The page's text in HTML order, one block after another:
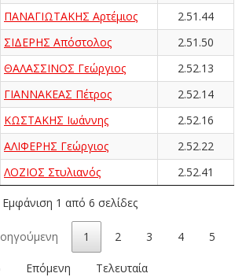
ΠΑΝΑΓΙΩΤΑΚΗΣ Αρτέμιος
2.51.44
ΣΙΔΕΡΗΣ Απόστολος
2.51.50
ΘΑΛΑΣΣΙΝΟΣ Γεώργιος
2.52.13
ΓΙΑΝΝΑΚΕΑΣ Πέτρος
2.52.14
ΚΩΣΤΑΚΗΣ Ιωάννης
2.52.16
ΑΛΙΦΕΡΗΣ Γεώργιος
2.52.22
ΛΟΖΙΟΣ Στυλιανός 2.52.41
Εμφάνιση 1 από 6 σελίδες
1 2 3 4 5
Επόμενη Τελευταία